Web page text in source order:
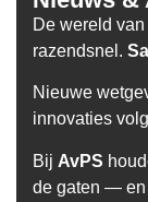
De wereld
razendsnel.
Nieuwe
innovaties
Bij AvPS
de gaten — en